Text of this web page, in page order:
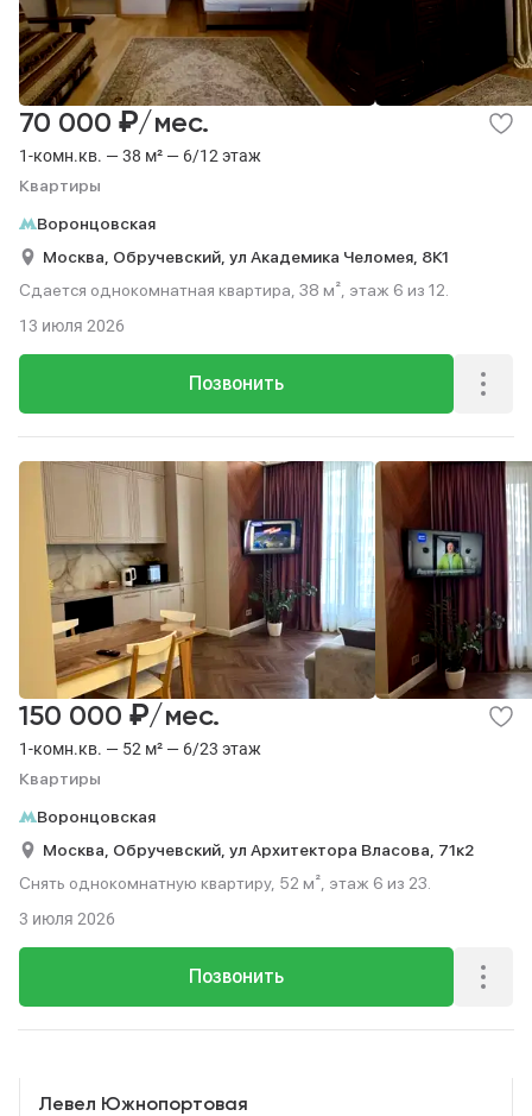
1-комн.кв. — 38 м² — 6/12 этаж
Квартиры
70 000 ₽/мес.
Воронцовская
Москва, Обручевский, ул Академика Челомея, 8К1
Сдается однокомнатная квартира, 38 м², этаж 6 из 12.
Позвонить
13 июля 2026
1-комн.кв. — 52 м² — 6/23 этаж
Квартиры
150 000 ₽/мес.
Воронцовская
Москва, Обручевский, ул Архитектора Власова, 71к2
Снять однокомнатную квартиру, 52 м², этаж 6 из 23.
Позвонить
3 июля 2026
Левел Южнопортовая